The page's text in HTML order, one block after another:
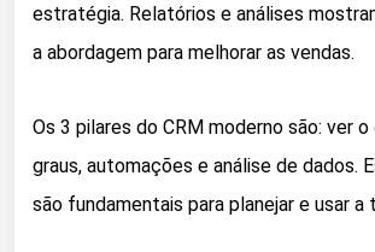
estratégia. Relatórios e análises
a abordagem para melhorar as vendas.
Os 3 pilares do CRM moderno são: ver
graus, automações e análise de dados.
são fundamentais para planejar e usar a